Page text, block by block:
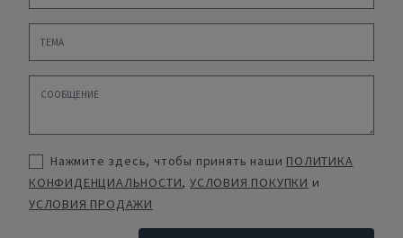
Нажмите здесь, чтобы принять наши ПОЛИТИКА
КОНФИДЕНЦИАЛЬНОСТИ,УСЛОВИЯ ПОКУПКИ и
УСЛОВИЯ ПРОДАЖИ